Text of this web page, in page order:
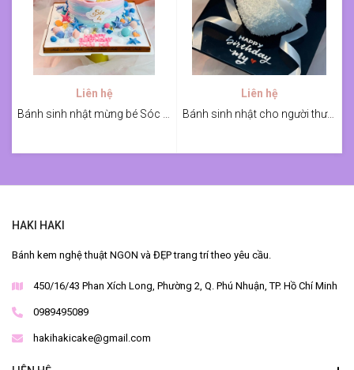
Liên hệ
Liên hệ
Bánh sinh nhật cho người thương
HAKI HAKI
Bánh kem nghệ thuật NGON và ĐẸP trang trí theo yêu cầu.
450/16/43 Phan Xích Long, Phường 2, Q. Phú Nhuận, TP. Hồ Chí Minh
0989495089
hakihakicake@gmail.com